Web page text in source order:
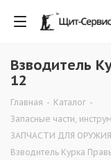
Взводитель
12
Главная - Каталог -
Запасные части,
ЗАПЧАСТИ ДЛЯ ОРУЖИЯ
Взводитель Курка